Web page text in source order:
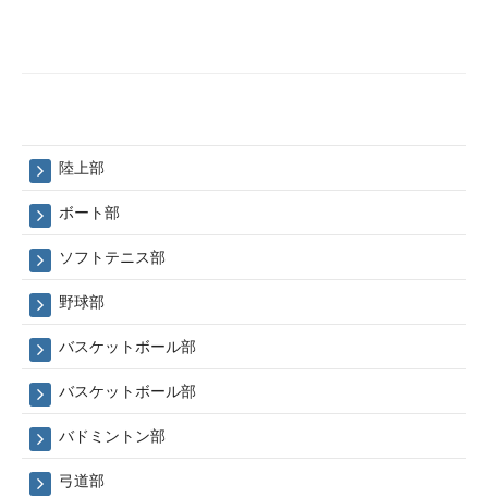
陸上部
ボート部
ソフトテニス部
野球部
バスケットボール部
バスケットボール部
バドミントン部
弓道部